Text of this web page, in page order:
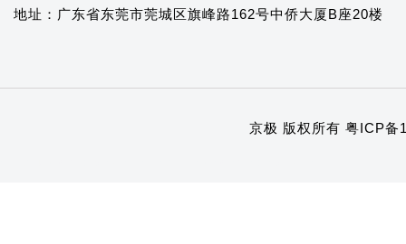
地址：广东省东莞市莞城区旗峰路162号中侨大厦B座20楼
京极 版权所有 粤ICP备